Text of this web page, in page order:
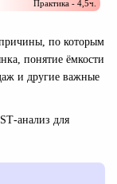
Практика - 4,5ч.
по которым
понятие ёмкости
и другие важные
для